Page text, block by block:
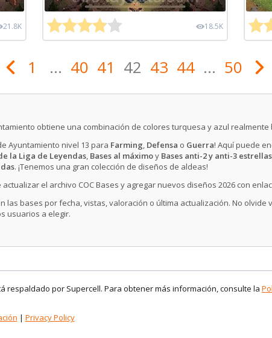
21.8K 18.5K
1 ... 40 41 42 43 44 ... 50
obtiene una combinación de colores turquesa y azul realmente
Ayuntamiento nivel 13 para Farming, Defensa o Guerra! Aquí puede
la Liga de Leyendas, Bases al máximoy Bases anti-2 y anti-3 estrellas
. ¡Tenemos una gran colección de diseños de aldeas!
el archivo COC Bases y agregar nuevos diseños 2026 con
las bases por fecha, vistas, valoración o última actualización. No
usuarios a elegir.
respaldado por Supercell. Para obtener más información, consulte la
| Privacy Policy